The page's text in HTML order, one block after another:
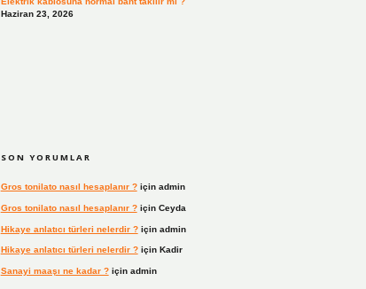
Haziran 23, 2026
SON YORUMLAR
Gros tonilato nasıl hesaplanır ?için admin
Gros tonilato nasıl hesaplanır ?için Ceyda
Hikaye anlatıcı türleri nelerdir ?için admin
Hikaye anlatıcı türleri nelerdir ?için Kadir
Sanayi maaşı ne kadar ?için admin